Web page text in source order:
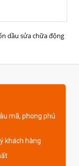
dầu sửa chữa động
mã, phong phú
khách hàng